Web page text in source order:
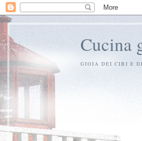
Cucina
GIOIA DEI CIBI E